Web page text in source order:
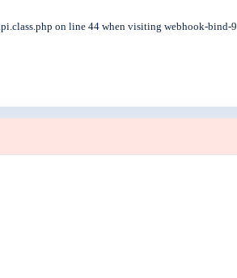
on line 44 when visiting webhook-bind-9